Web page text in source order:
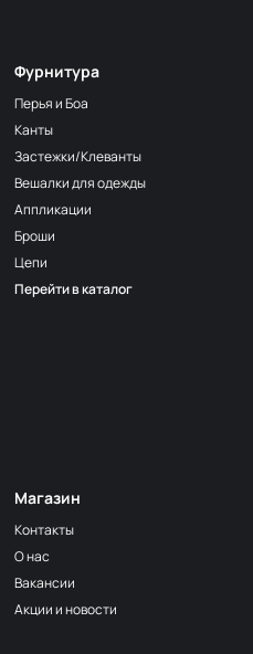
Фурнитура
Перья и Боа
Канты
Застежки/Клеванты
Вешалки для одежды
Аппликации
Броши
Цепи
Перейти в каталог
Магазин
Контакты
О нас
Вакансии
Акции и новости